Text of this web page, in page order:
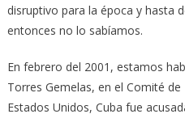
disruptivo para la época y hasta
entonces no lo sabíamos.
En febrero del 2001, estamos
Torres Gemelas, en el Comité
Estados Unidos, Cuba fue